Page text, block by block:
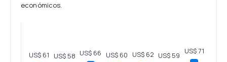
económicos.
US$ 61 US$ 58 US$ 66 US$ 60 US$ 62 US$ 59
US$ 71